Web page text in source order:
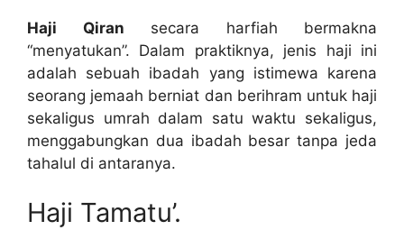
Haji Qiran secara harfiah bermakna
“menyatukan”. Dalam praktiknya, jenis haji ini
adalah sebuah ibadah yang istimewa karena
seorang jemaah berniat dan berihram untuk haji
sekaligus umrah dalam satu waktu sekaligus,
menggabungkan dua ibadah besar tanpa jeda
tahalul di antaranya.
Haji Tamatu’.